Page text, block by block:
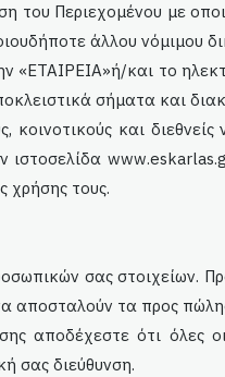
του Περιεχομένου με
άλλου νόμιμου
«ΕΤΑΙΡΕΙΑ»ή/και το
σήματα και
και διεθνείς
ιστοσελίδα www.eskarlas
χρήσης τους.
σας στοιχείων.
αποσταλούν τα προς
αποδέχεστε ότι όλες
σας διεύθυνση.